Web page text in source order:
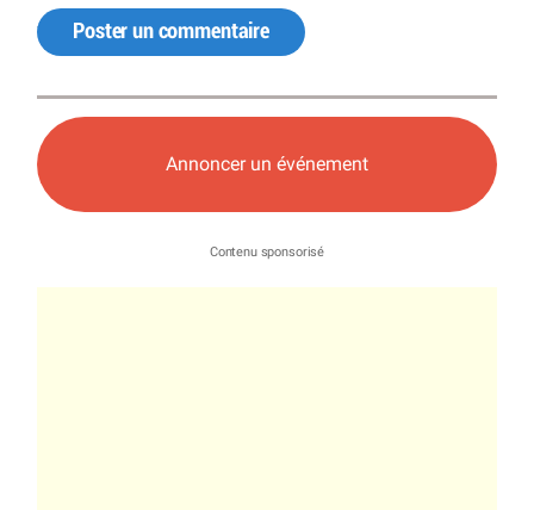
Poster un commentaire
Annoncer un événement